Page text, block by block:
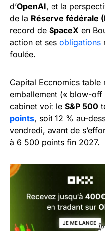
d’OpenAI, et la
de la Réserve fédérale
record de SpaceX en
action et ses obligations
foulée.
Capital Economics table
emballement (« blow-off
cabinet voit le S&P 500
points, soit 12 % au-
vendredi, avant de
à 6 500 points fin 2027.